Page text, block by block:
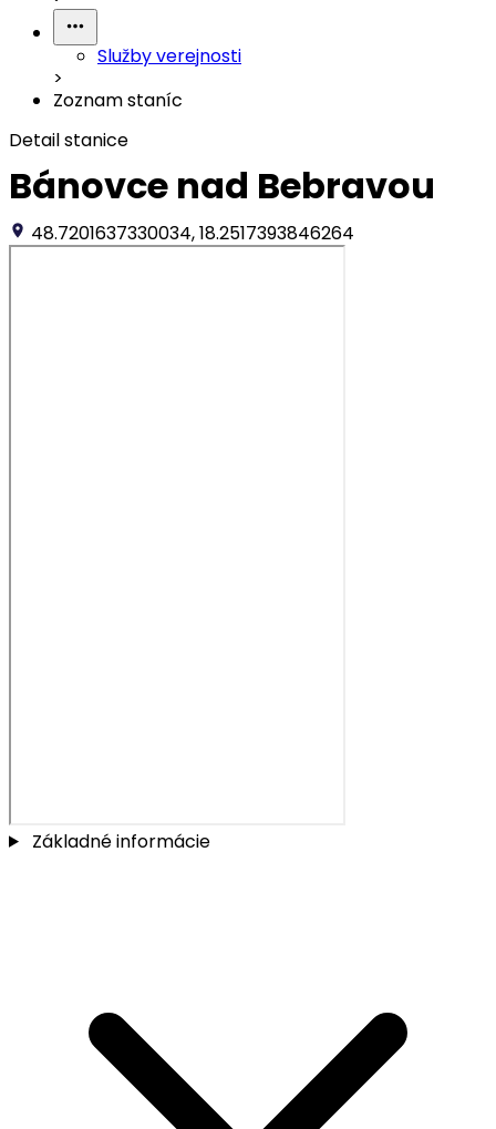
Služby verejnosti
>
Zoznam staníc
Detail stanice
Bánovce nad Bebravou
48.7201637330034, 18.2517393846264
Základné informácie